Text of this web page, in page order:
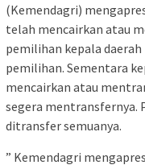
(Kemendagri)
telah mencairkan atau
pemilihan kepala
pemilihan. Sementara
mencairkan atau
segera mentransfernya.
ditransfer semuanya.
” Kemendagri